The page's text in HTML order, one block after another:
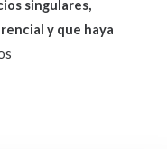
singulares,
y que haya